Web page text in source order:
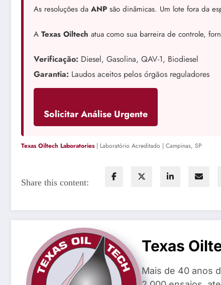
As resoluções da ANP são dinâmicas. Um lote fora da
A Texas Oiltech atua como sua barreira de controle,
Verificação: Diesel, Gasolina, QAV-1, Biodiesel
Garantia: Laudos aceitos pelos órgãos reguladores
Solicitar Análise Urgente
Texas Oiltech Laboratories| Laboratório Acreditado | Campinas, SP
Share this content:
Texas
Mais de 40 anos